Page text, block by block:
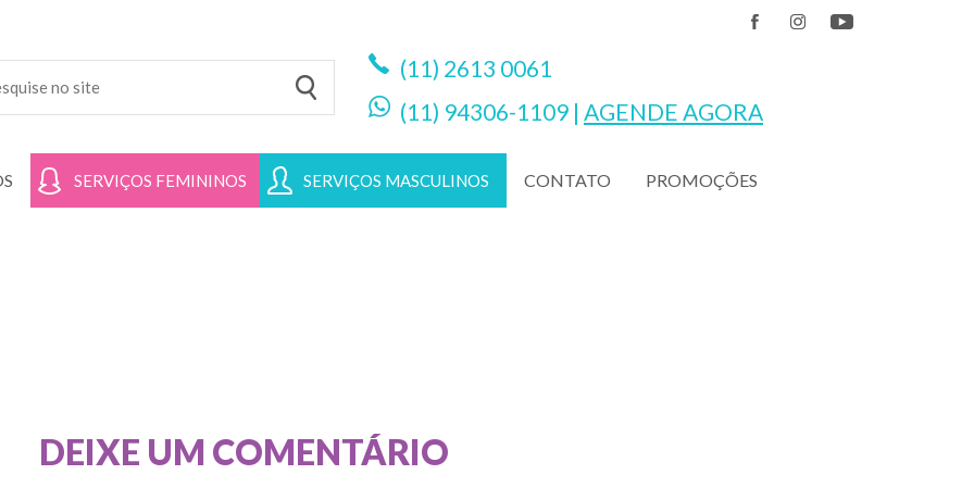
(11) 2613 0061
(11) 94306-1109 | AGENDE AGORA
SERVIÇOS FEMININOS SERVIÇOS MASCULINOS CONTATO PROMOÇÕES
DEIXE UM COMENTÁRIO